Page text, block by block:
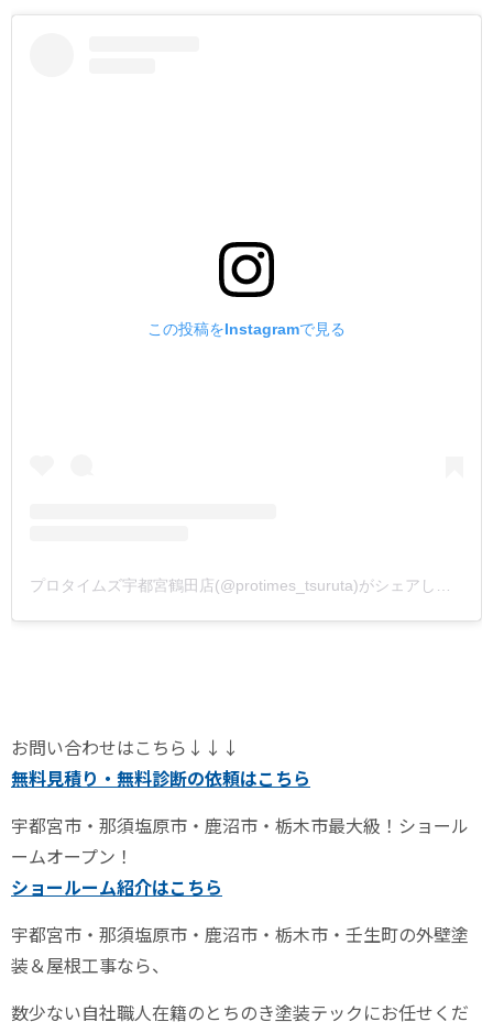
この投稿をInstagramで見る
お問い合わせはこちら↓↓↓
無料見積り・無料診断の依頼はこちら
宇都宮市・那須塩原市・鹿沼市・栃木市最大級！ショール
ームオープン！
ショールーム紹介はこちら
宇都宮市・那須塩原市・鹿沼市・栃木市・壬生町の外壁塗
装＆屋根工事なら、
数少ない自社職人在籍のとちのき塗装テックにお任せくだ